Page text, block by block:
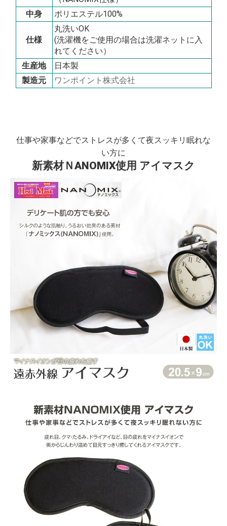
中身
ポリエステル100%
仕様
丸洗いOK
(洗濯機をご使用の場合は洗濯ネットに入
れてください）
生産地
日本製
製造元
ワンポイント株式会社
仕事や家事などでストレスが多くて夜スッキリ眠れな
い方に
新素材ＮANOMIX使用 アイマスク